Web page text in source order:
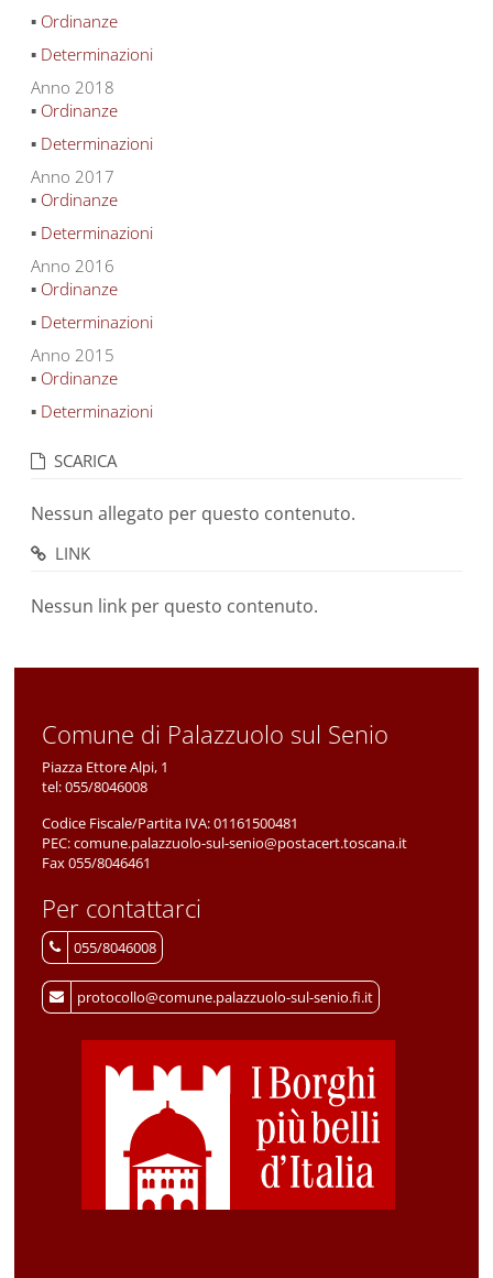
▪ Ordinanze
▪ Determinazioni
Anno 2018
▪ Ordinanze
▪ Determinazioni
Anno 2017
▪ Ordinanze
▪ Determinazioni
Anno 2016
▪ Ordinanze
▪ Determinazioni
Anno 2015
▪ Ordinanze
▪ Determinazioni
SCARICA
Nessun allegato per questo contenuto.
LINK
Nessun link per questo contenuto.
Comune di Palazzuolo sul Senio
Piazza Ettore Alpi, 1
tel:055/8046008
Codice Fiscale/Partita IVA:01161500481
PEC:comune.palazzuolo-sul-senio@postacert.toscana.it
Fax 055/8046461
Per contattarci
055/8046008
protocollo@comune.palazzuolo-sul-senio.fi.it